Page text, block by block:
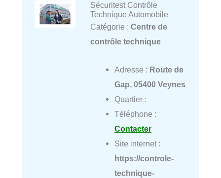
Sécuritest Contrôle
Technique Automobile
Catégorie : Centre de
contrôle technique
Adresse : Route de
Gap, 05400 Veynes
Quartier :
Téléphone :
Contacter
Site internet :
https://controle-
technique-